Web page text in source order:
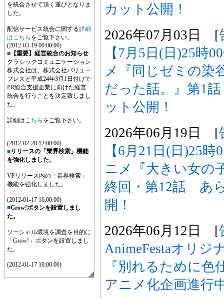
を統合させて頂く運びとなりま
した。
配信サービス統合に関する詳細
はこちら をご覧下さい。
(2012-03-19 00:00:00)
■ 【重要】経営統合のお知らせ
クラシックコミュニケーション
株式会社は、株式会社バリュー
プレスと平成24年3月1日付けで
PR総合支援企業に向けた経営
統合を行うことを決定致しまし
た。
詳細はこちら をご覧下さい。
(2012-02-28 12:00:00)
■リリースの「業界検索」機能
を強化しました。
VFリリース内の「業界検索」
機能を強化しました。
(2012-01-17 16:00:00)
■Grow!ボタンを設置しまし
た。
ソーシャル環境を調査を目的に
「Grow!」ボタンを設置しまし
た。
(2012-01-17 10:00:00)
カット公開！
2026年07月03日 [
【7月5日(日)25時
メ『同じゼミの染
だった話。』第1
ット公開！
2026年06月19日 [
【6月21日(日)25
ニメ『大きい女の
終回・第12話 あ
開！
2026年06月12日 [
AnimeFestaオリジ
『別れるために
アニメ化企画進行